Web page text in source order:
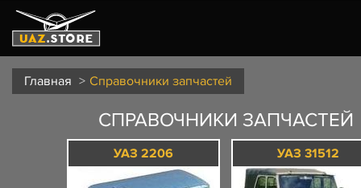
Главная Справочники запчастей
СПРАВОЧНИКИ ЗАПЧАСТЕЙ
УАЗ 2206 УАЗ 31512